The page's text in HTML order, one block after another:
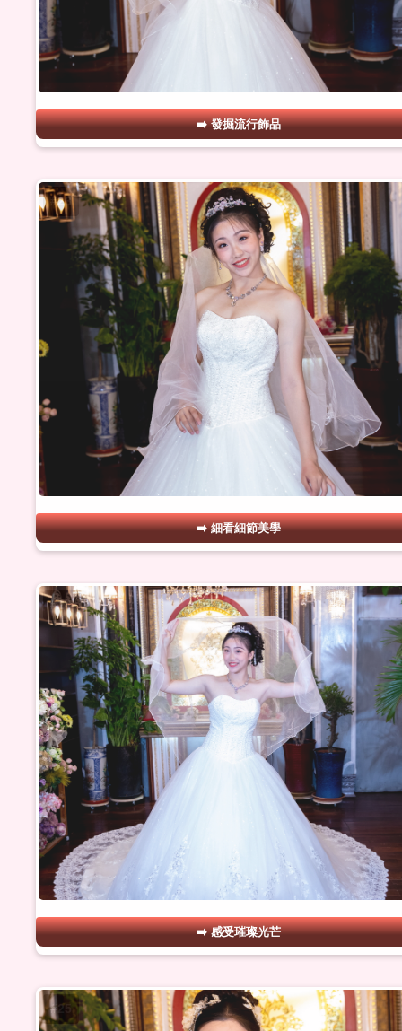
發掘流行飾品
#23
細看細節美學
#24
感受璀璨光芒
#25